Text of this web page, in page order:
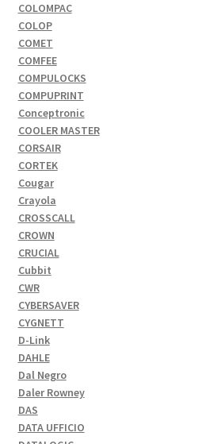
COLOMPAC
COLOP
COMET
COMFEE
COMPULOCKS
COMPUPRINT
Conceptronic
COOLER MASTER
CORSAIR
CORTEK
Cougar
Crayola
CROSSCALL
CROWN
CRUCIAL
Cubbit
CWR
CYBERSAVER
CYGNETT
D-Link
DAHLE
Dal Negro
Daler Rowney
DAS
DATA UFFICIO